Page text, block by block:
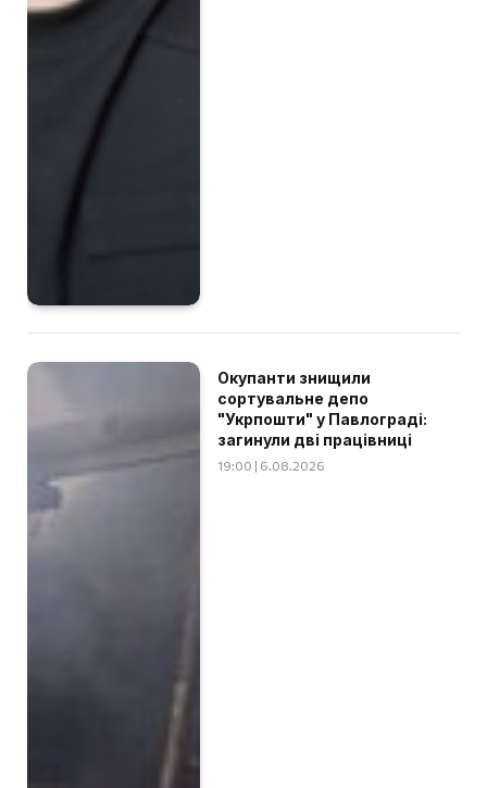
Окупанти знищили
сортувальне депо
"Укрпошти" у Павлограді:
загинули дві працівниці
19:00 | 6.08.2026